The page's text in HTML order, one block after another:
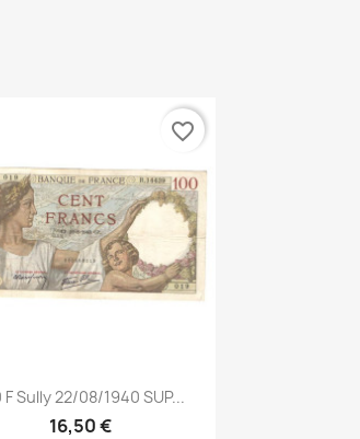
Aperçu rapide
F Sully 22/08/1940 SUP...
16,50 €
favorite_border